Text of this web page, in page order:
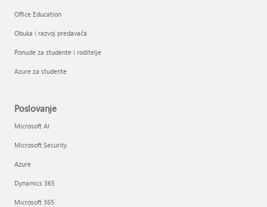
Office Education
Obuka i razvoj predavača
Ponude za studente i roditelje
Azure za studente
Poslovanje
Microsoft AI
Microsoft Security
Azure
Dynamics 365
Microsoft 365